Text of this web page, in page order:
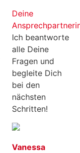
Deine
Ich beantworte
alle Deine
Fragen und
begleite Dich
bei den
nächsten
Schritten!
Vanessa